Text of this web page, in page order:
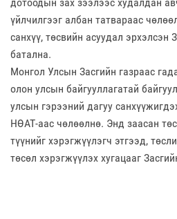
үйлчилгээг албан татвараас
санхүү, төсвийн асуудал эрхэлсэн
батална.
Монгол Улсын Засгийн газраас
олон улсын байгууллагатай
улсын гэрээний дагуу
НӨАТ-аас чөлөөлнө. Энд заасан
түүнийг хэрэгжүүлэгч этгээд,
төсөл хэрэгжүүлэх хугацааг